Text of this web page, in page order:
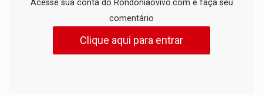
Acesse sua conta do Rondoniaovivo.com e faça seu
comentário
Clique aqui para entrar